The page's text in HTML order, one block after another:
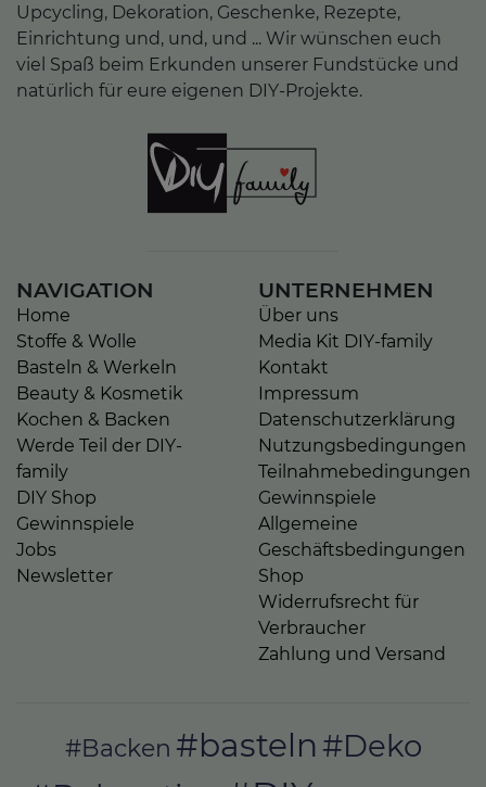
Upcycling, Dekoration, Geschenke, Rezepte,
Einrichtung und, und, und ... Wir wünschen euch
viel Spaß beim Erkunden unserer Fundstücke und
natürlich für eure eigenen DIY-Projekte.
NAVIGATION
Home
Stoffe & Wolle
Basteln & Werkeln
Beauty & Kosmetik
Kochen & Backen
Werde Teil der DIY-
family
DIY Shop
Gewinnspiele
Jobs
Newsletter
UNTERNEHMEN
Über uns
Media Kit DIY-family
Kontakt
Impressum
Datenschutzerklärung
Nutzungsbedingungen
Teilnahmebedingungen
Gewinnspiele
Allgemeine
Geschäftsbedingungen
Shop
Widerrufsrecht für
Verbraucher
Zahlung und Versand
#Backen #basteln #Deko